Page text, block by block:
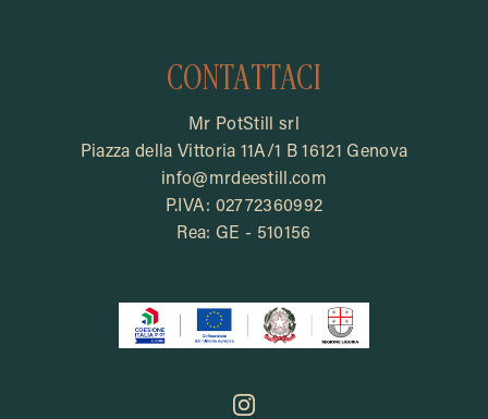
CONTATTACI
Mr PotStill srl
Piazza della Vittoria 11A/1 B 16121 Genova
info@mrdeestill.com
P.IVA: 02772360992
Rea: GE - 510156